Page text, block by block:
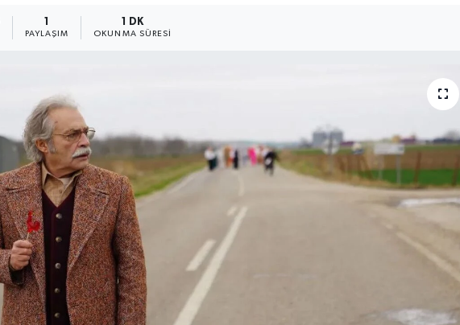
1
PAYLAŞIM
1 DK
OKUNMA SÜRESI